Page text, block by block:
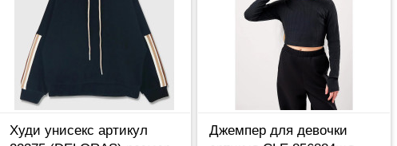
Худи унисекс артикул
Джемпер для девочки